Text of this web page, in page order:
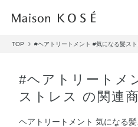
TOP #ヘアトリートメント #気になる髪スト
#ヘアトリートメ
ストレス の関連
ヘアトリートメント 気になる